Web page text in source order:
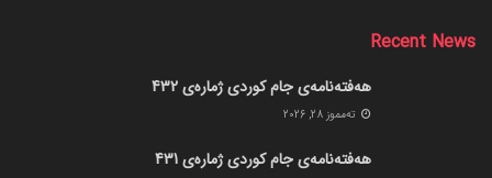
Recent News
هەفتەنامەی جام کوردی ژمارەی 432
ته‌مموز 28, 2026
هەفتەنامەی جام کوردی ژمارەی 431